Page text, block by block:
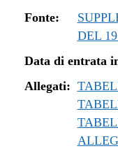
dal 10/12/2021
dal 06/11/2021
dal 20/05/2021
Fonte:
DEL
Data di entrata
Allegati: